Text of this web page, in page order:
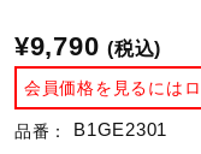
卓球
¥9,790 (税込)
会員価格を見るには
品番： B1GE2301